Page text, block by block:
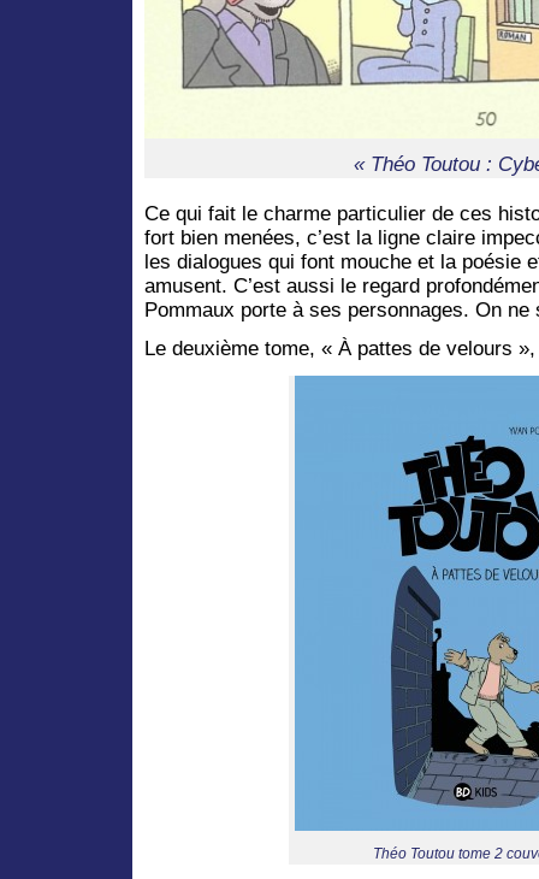
« Théo Toutou :
Ce qui fait le charme particulier de ces
fort bien menées, c’est la ligne claire
les dialogues qui font mouche et la poésie
amusent. C’est aussi le regard
Pommaux porte à ses personnages. On ne
Le deuxième tome, « À pattes de velours
Théo Toutou tome 2